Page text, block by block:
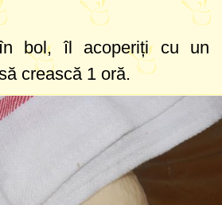
bol, îl acoperiți cu un
crească 1 oră.